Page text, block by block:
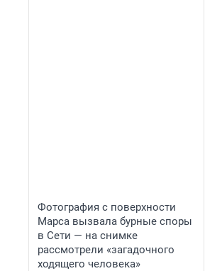
Фотография с поверхности
Марса вызвала бурные споры
в Сети — на снимке
рассмотрели «загадочного
ходящего человека»